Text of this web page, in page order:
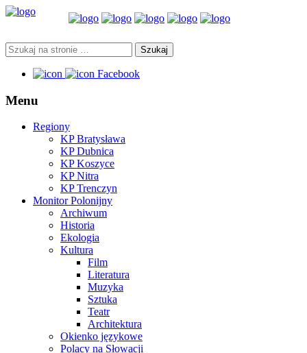
Facebook
Menu
Regiony
KP Bratysława
KP Dubnica
KP Koszyce
KP Nitra
KP Trenczyn
Monitor Polonijny
Archiwum
Historia
Ekologia
Kultura
Film
Literatura
Muzyka
Sztuka
Teatr
Architektura
Okienko językowe
Polacy na Słowacji